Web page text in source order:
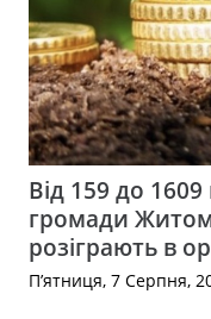
Від 159 до 1609
громади
розіграють в
П’ятниця, 7 Серпня,